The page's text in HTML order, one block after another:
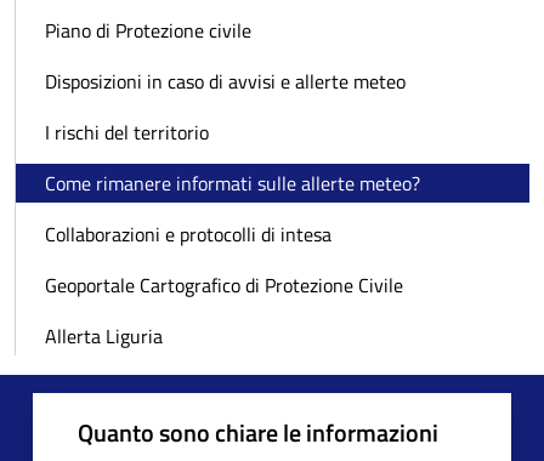
Piano di Protezione civile
Disposizioni in caso di avvisi e allerte meteo
I rischi del territorio
Come rimanere informati sulle allerte meteo?
Collaborazioni e protocolli di intesa
Geoportale Cartografico di Protezione Civile
Allerta Liguria
Quanto sono chiare le informazioni